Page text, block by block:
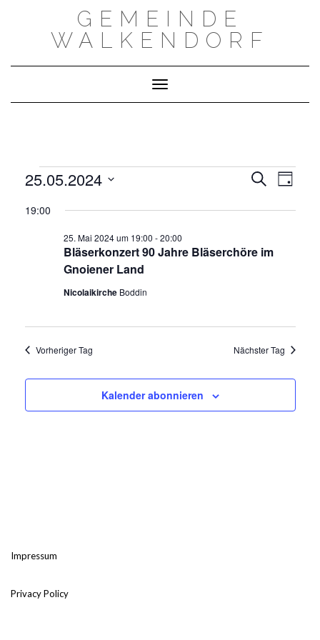
GEMEINDE
WALKENDORF
Toggle Navigation
VERANSTALTUNGEN
FOR
MAI
SUCHE
ANSICHTEN,
Suche
Tag
25.05.2024
wählen.
19:00
Bläserkonzert 90 Jahre Bläserchöre im
Gnoiener Land
25. Mai 2024 um 19:00 -20:00
Nicolaikirche Boddin
Vorheriger Tag Nächster Tag
Kalender abonnieren
Impressum
Privacy Policy